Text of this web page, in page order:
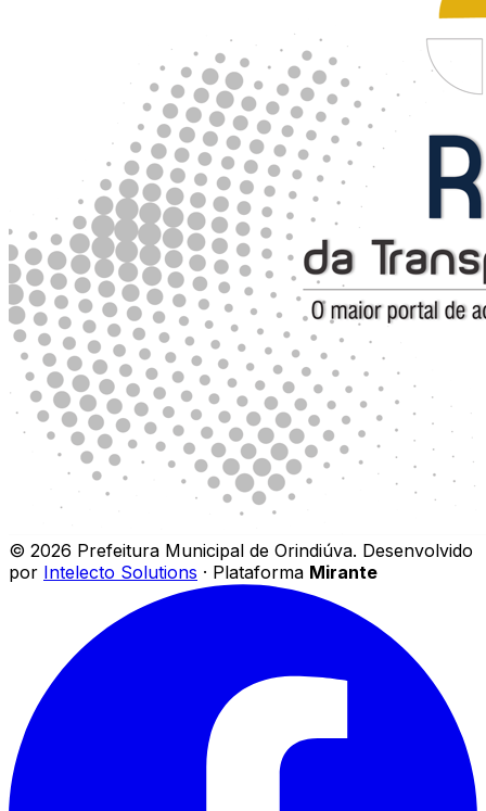
© 2026 Prefeitura Municipal de Orindiúva. Desenvolvido
por Intelecto Solutions · Plataforma Mirante